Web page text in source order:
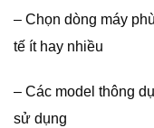
– Chọn dòng máy
tế ít hay nhiều
– Các model thông
sử dụng